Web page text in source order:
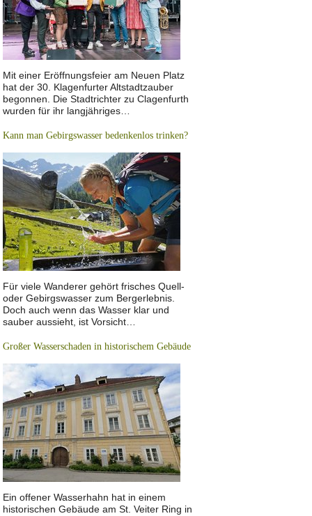
Mit einer Eröffnungsfeier am Neuen Platz
hat der 30. Klagenfurter Altstadtzauber
begonnen. Die Stadtrichter zu Clagenfurth
wurden für ihr langjähriges…
Kann man Gebirgswasser bedenkenlos trinken?
Für viele Wanderer gehört frisches Quell-
oder Gebirgswasser zum Bergerlebnis.
Doch auch wenn das Wasser klar und
sauber aussieht, ist Vorsicht…
Großer Wasserschaden in historischem Gebäude
Ein offener Wasserhahn hat in einem
historischen Gebäude am St. Veiter Ring in